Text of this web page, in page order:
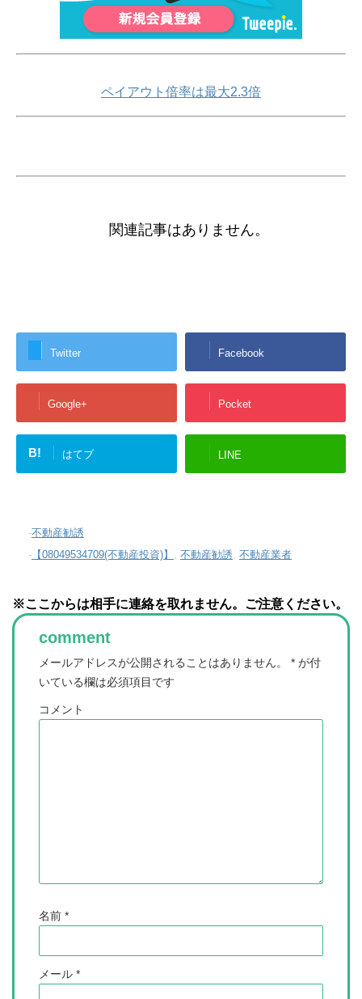
ペイアウト倍率は最大2.3倍
関連記事はありません。
Twitter Facebook
Google+ Pocket
B! はてブ LINE
-不動産勧誘
- 【08049534709(不動産投資)】 , 不動産勧誘, 不動産業者
※ここからは相手に連絡を取れません。ご注意ください。
comment
メールアドレスが公開されることはありません。 * が付
いている欄は必須項目です
コメント
名前 *
メール *